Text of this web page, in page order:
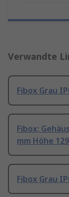
Verwandte
Fibox Grau
Fibox;
mm Höhe
Fibox Grau